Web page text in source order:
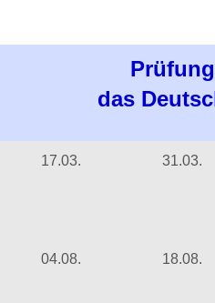
das
17.03. 31.03.
04.08. 18.08.